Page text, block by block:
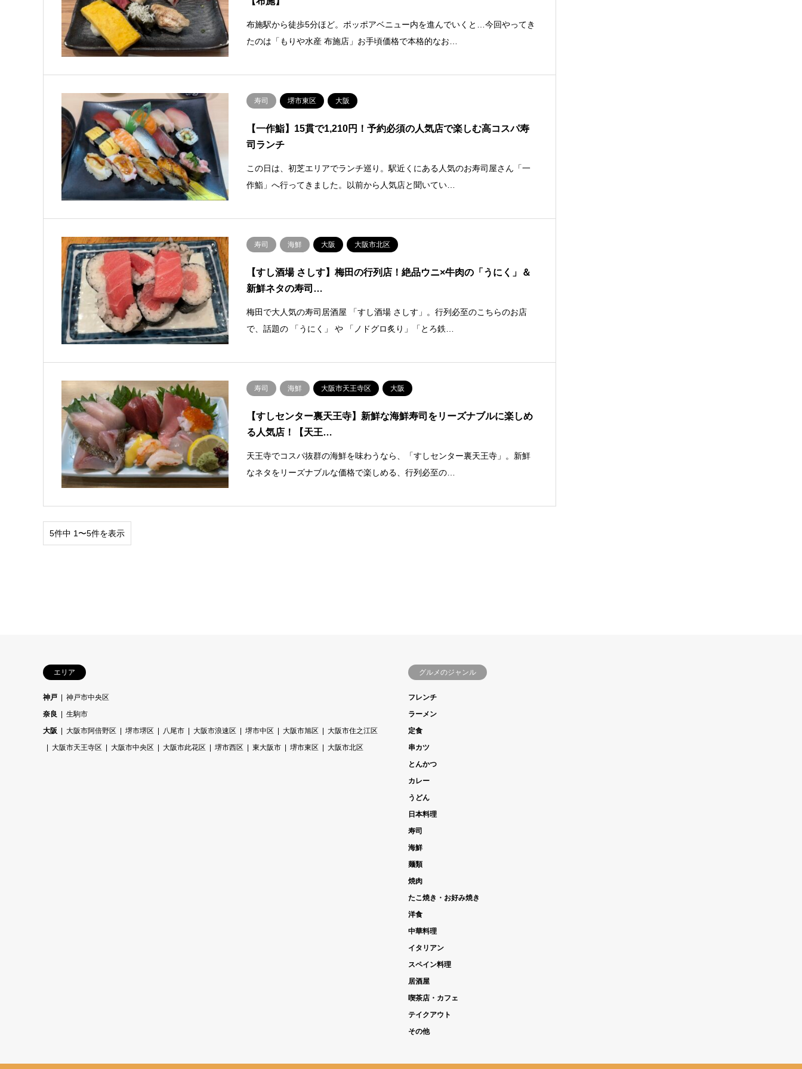
布施駅から徒歩5分ほど。ポッポアベニュー内を進んでいくと…今回やってき
たのは「もりや水産 布施店」お手頃価格で本格的なお…
寿司 堺市東区 大阪
【一作鮨】15貫で1,210円！予約必須の人気店で楽しむ高コスパ寿
司ランチ
この日は、初芝エリアでランチ巡り。駅近くにある人気のお寿司屋さん「一
作鮨」へ行ってきました。以前から人気店と聞いてい…
寿司 海鮮 大阪 大阪市北区
【すし酒場 さしす】梅田の行列店！絶品ウニ×牛肉の「うにく」＆
新鮮ネタの寿司…
梅田で大人気の寿司居酒屋 「すし酒場 さしす」。行列必至のこちらのお店
で、話題の 「うにく」 や 「ノドグロ炙り」「とろ鉄…
寿司 海鮮 大阪市天王寺区 大阪
【すしセンター裏天王寺】新鮮な海鮮寿司をリーズナブルに楽しめ
る人気店！【天王…
天王寺でコスパ抜群の海鮮を味わうなら、「すしセンター裏天王寺」。新鮮
なネタをリーズナブルな価格で楽しめる、行列必至の…
5件中 1〜5件を表示
エリア
神戸
神戸市中央区
奈良
生駒市
大阪
大阪市阿倍野区 堺市堺区 八尾市 大阪市浪速区 堺市中区 大阪市旭区
大阪市住之江区
大阪市天王寺区
大阪市中央区 大阪市此花区 堺市西区 東大阪市 堺市東区 大阪市北区
グルメのジャンル
フレンチ
ラーメン
定食
串カツ
とんかつ
カレー
うどん
日本料理
寿司
海鮮
麺類
焼肉
たこ焼き・お好み焼き
洋食
中華料理
イタリアン
スペイン料理
居酒屋
喫茶店・カフェ
テイクアウト
その他